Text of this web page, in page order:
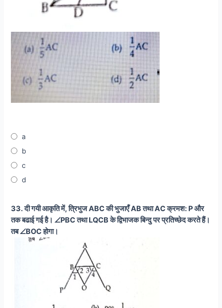
a
b
c
d
33. दी गयी आकृति में, त्रिभुज ABC की भुजाएँ AB तथा AC क्रमश: P और
तक बढाई गई है। ∠PBC तथा LQCB के द्विभाजक बिन्दु पर प्रतिच्छेद करते हैं।
तब ∠BOC होगा।